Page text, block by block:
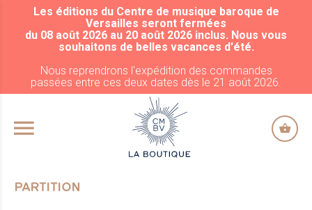
ALLER AU CONTENU PRINCIPAL
Les éditions du Centre de musique baroque de
Versailles seront fermées
du 08 août 2026 au 20 août 2026 inclus. Nous vous
souhaitons de belles vacances d'été.
Nous reprendrons l'expédition des commandes
passées entre ces deux dates dès le 21 août 2026.
PARTITION